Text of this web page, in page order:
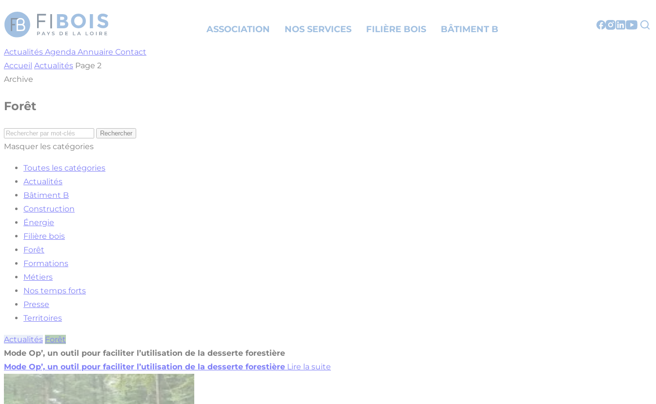
ASSOCIATION NOS SERVICES FILIÈRE BOIS BÂTIMENT B
Actualités Agenda Annuaire Contact
Accueil Actualités Page 2
Archive
Forêt
Masquer les catégories
Toutes les catégories
Actualités
Bâtiment B
Construction
Énergie
Filière bois
Forêt
Formations
Métiers
Nos temps forts
Presse
Territoires
Actualités Forêt
Mode Op’, un outil pour faciliter l’utilisation de la desserte forestière
Mode Op’, un outil pour faciliter l’utilisation de la desserte forestière Lire la suite